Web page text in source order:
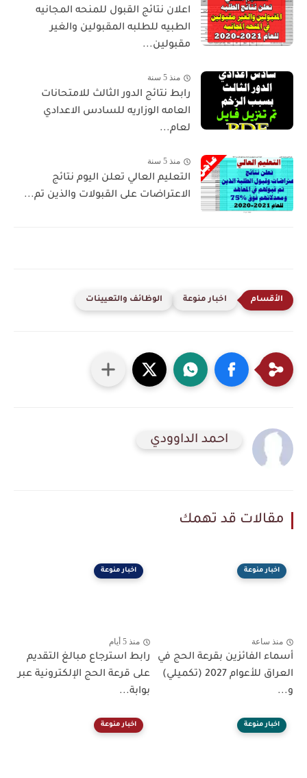
اعلان نتائج القبول للمنحه المجانيه
الطبيه للطلبه المقبولين والغير
مقبولين...
منذ 5 سنة
رابط نتائج الدور الثالث للامتحانات
العامه الوزاريه للسادس الاعدادي
لعام...
منذ 5 سنة
التعليم العالي تعلن اليوم نتائج
الاعتراضات على القبولات والذين تم...
اخبار منوعة الوظائف والتعيينات
احمد الداوودي
مقالات قد تهمك
اخبار منوعة
منذ ساعة
أسماء الفائزين بقرعة الحج في
العراق للأعوام 2027 (تكميلي)
و...
اخبار منوعة
منذ 5 أيام
رابط استرجاع مبالغ التقديم
على قرعة الحج الإلكترونية عبر
بوابة...
اخبار منوعة اخبار منوعة